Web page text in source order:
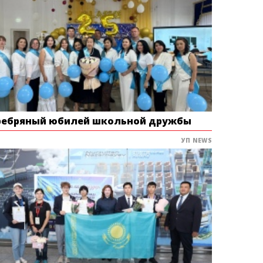
юбилей школьной дружбы
УП NEWS